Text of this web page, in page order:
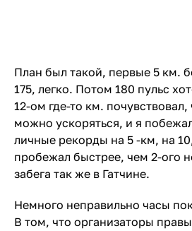
План был такой, первые 5 км.
175, легко. Потом 180 пульс
12-ом где-то км.
можно ускоряться, и я
личные рекорды на 5 -км, на
пробежал быстрее, чем 2-ого
забега так же в Гатчине.
Немного неправильно часы
В том, что организаторы